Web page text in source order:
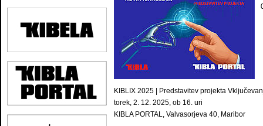
KIBLIX 2025 | Predstavitev projekta
torek, 2. 12. 2025, ob 16. uri
KIBLA PORTAL, Valvasorjeva 40, Maribor